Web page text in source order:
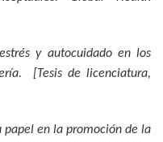
y autocuidado en los
[Tesis de licenciatura,
papel en la promoción de la